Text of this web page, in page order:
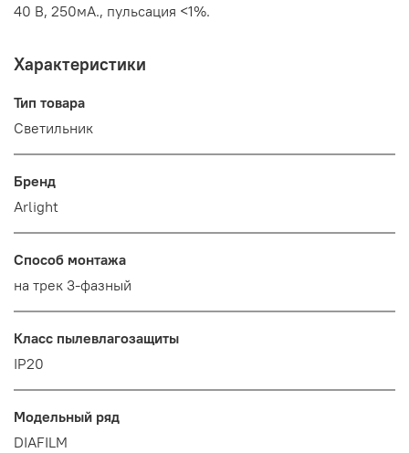
40 В, 250мА., пульсация <1%.
Характеристики
Тип товара
Светильник
Бренд
Arlight
Способ монтажа
на трек 3-фазный
Класс пылевлагозащиты
IP20
Модельный ряд
DIAFILM